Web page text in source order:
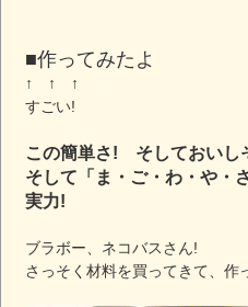
■作ってみたよ
↑ ↑ ↑
すごい!
この簡単さ! そしておいし
そして「ま・ご・わ・や・
実力!
ブラボー、ネコバスさん!
さっそく材料を買ってきて、作